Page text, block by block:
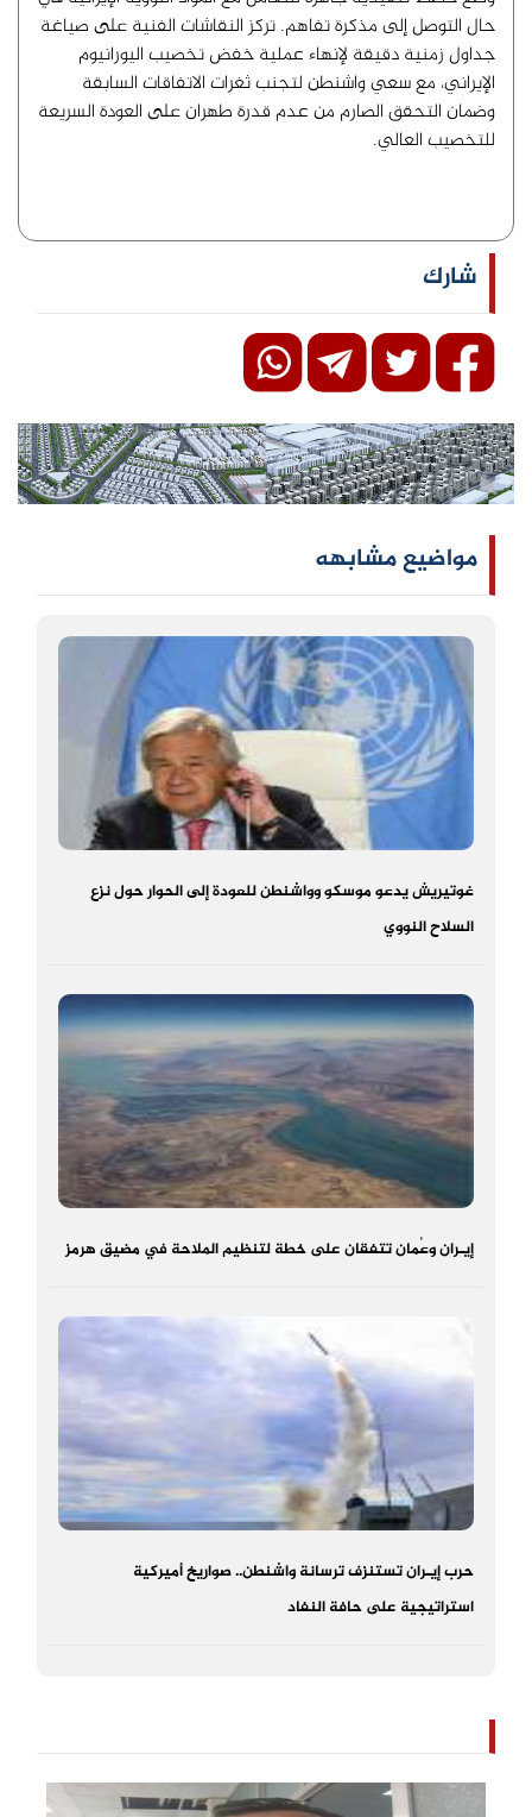
حال التوصل إلى مذكرة تفاهم. تركز النقاشات الفنية على صياغة
جداول زمنية دقيقة لإنهاء عملية خفض تخصيب اليورانيوم
الإيراني، مع سعي واشنطن لتجنب ثغرات الاتفاقات السابقة
وضمان التحقق الصارم من عدم قدرة طهران على العودة السريعة
للتخصيب العالي.
شارك
مواضيع مشابهه
غوتيريش يدعو موسكو وواشنطن للعودة إلى الحوار حول نزع
السلاح النووي
إيـران وعُمان تتفقان على خطة لتنظيم الملاحة في مضيق هرمز
حرب إيـران تستنزف ترسانة واشنطن.. صواريخ أميركية
استراتيجية على حافة النفاد